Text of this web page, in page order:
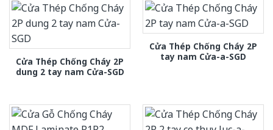
Cửa Thép Chống Cháy 2P
dung 2 tay nam Cửa-SGD
Cửa Thép Chống Cháy 2P
tay nam Cửa-a-SGD